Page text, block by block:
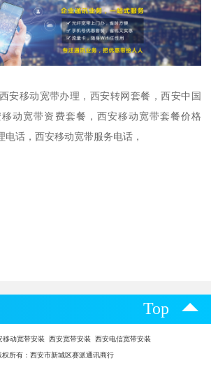
安移动宽带办理，西安转网套餐，西安中国
动宽带资费套餐，西安移动宽带套餐价格
电话，西安移动宽带服务电话，
Top
移动宽带安装 西安宽带安装 西安电信宽带安装
权所有：西安市新城区赛派通讯商行